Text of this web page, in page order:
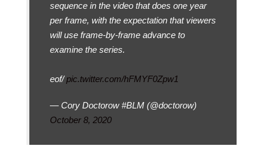
sequence in the video that does one year
per frame, with the expectation that viewers
will use frame-by-frame advance to
examine the series.
eof/pic.twitter.com/hFMYF0Zpw1
— Cory Doctorow #BLM (@doctorow)
October 8, 2020